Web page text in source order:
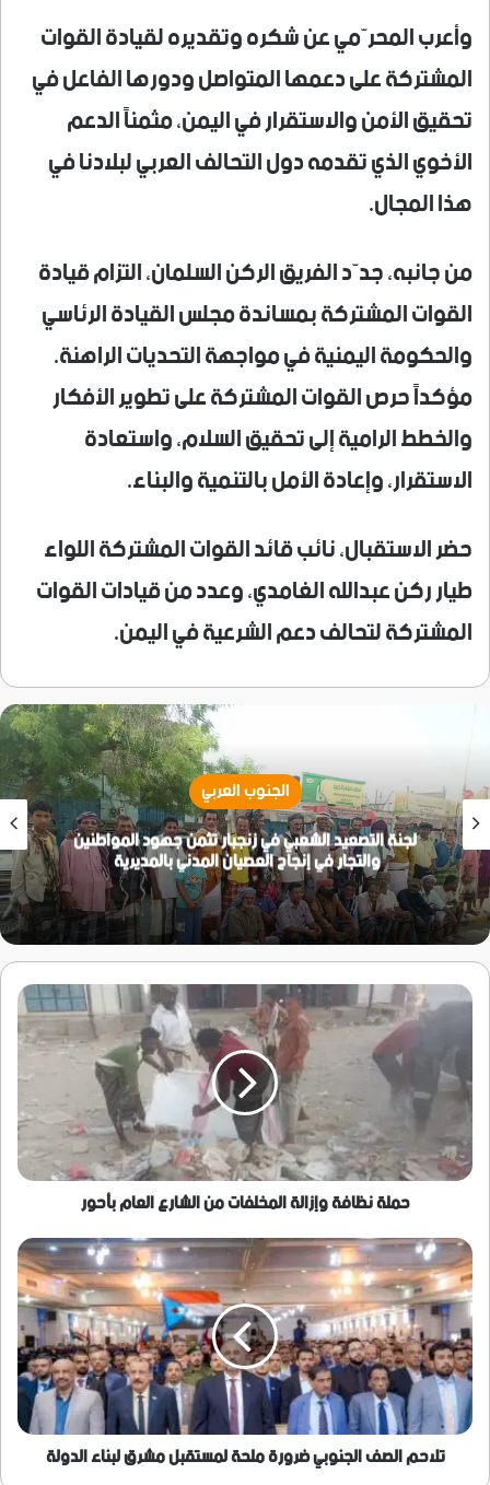
وأعرب المحرّمي عن شكره وتقديره لقيادة القوات
المشتركة على دعمها المتواصل ودورها الفاعل في
تحقيق الأمن والاستقرار في اليمن، مثمناً الدعم
الأخوي الذي تقدمه دول التحالف العربي لبلادنا في
هذا المجال.
من جانبه، جدّد الفريق الركن السلمان، التزام قيادة
القوات المشتركة بمساندة مجلس القيادة الرئاسي
والحكومة اليمنية في مواجهة التحديات الراهنة.
مؤكداً حرص القوات المشتركة على تطوير الأفكار
والخطط الرامية إلى تحقيق السلام، واستعادة
الاستقرار، وإعادة الأمل بالتنمية والبناء.
حضر الاستقبال، نائب قائد القوات المشتركة اللواء
طيار ركن عبدالله الغامدي، وعدد من قيادات القوات
المشتركة لتحالف دعم الشرعية في اليمن.
الجنوب العربي
لجنة التصعيد الشعبي في زنجبار تثمن جهود المواطنين
والتجار في إنجاح العصيان المدني بالمديرية
حملة
نظافة
وإزالة
المخلفاتمن
الشارع
العام
بأحور
حملة نظافة وإزالة المخلفات من الشارع العام بأحور
تلاحم
الصف
الجنوبي
ضرورة
ملحة
لمستقبل
مشرق
لبناء
الدولة
تلاحم الصف الجنوبي ضرورة ملحة لمستقبل مشرق لبناء الدولة